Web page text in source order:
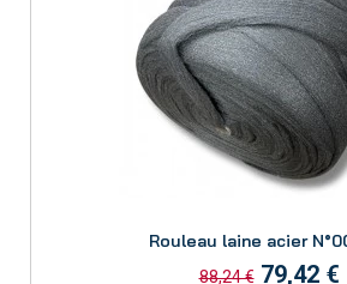
Rouleau laine acier
88,24 € 79,42 €